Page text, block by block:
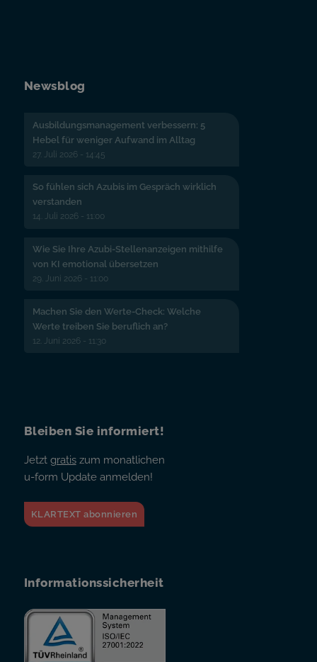
Newsblog
Ausbildungsmanagement verbessern: 5
Hebel für weniger Aufwand im Alltag
27. Juli 2026 - 14:45
So fühlen sich Azubis im Gespräch wirklich
verstanden
14. Juli 2026 - 11:00
Wie Sie Ihre Azubi-Stellenanzeigen mithilfe
von KI emotional übersetzen
29. Juni 2026 - 11:00
Machen Sie den Werte-Check: Welche
Werte treiben Sie beruflich an?
12. Juni 2026 - 11:30
Bleiben Sie informiert!
Jetzt gratiszum monatlichen
u-form Update anmelden!
KLARTEXT abonnieren
Informationssicherheit